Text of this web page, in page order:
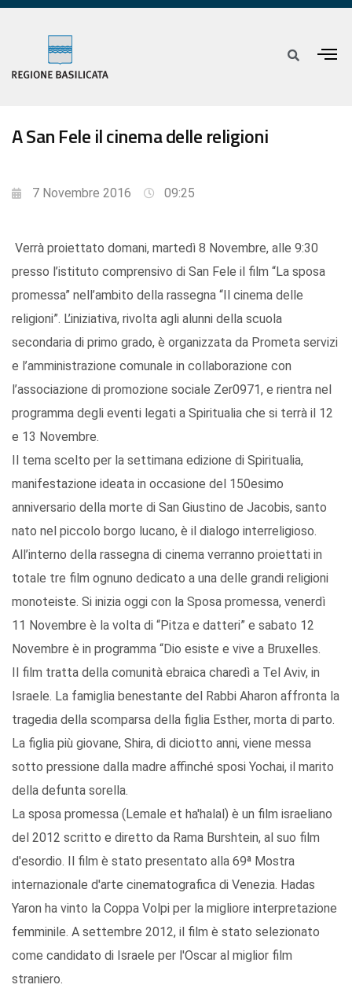
A San Fele il cinema delle religioni
7 Novembre 2016 09:25
Verrà proiettato domani, martedì 8 Novembre, alle 9:30
presso l’istituto comprensivo di San Fele il film “La sposa
promessa” nell’ambito della rassegna “Il cinema delle
religioni”. L’iniziativa, rivolta agli alunni della scuola
secondaria di primo grado, è organizzata da Prometa servizi
e l’amministrazione comunale in collaborazione con
l’associazione di promozione sociale Zer0971, e rientra nel
programma degli eventi legati a Spiritualia che si terrà il 12
e 13 Novembre.
Il tema scelto per la settimana edizione di Spiritualia,
manifestazione ideata in occasione del 150esimo
anniversario della morte di San Giustino de Jacobis, santo
nato nel piccolo borgo lucano, è il dialogo interreligioso.
All’interno della rassegna di cinema verranno proiettati in
totale tre film ognuno dedicato a una delle grandi religioni
monoteiste. Si inizia oggi con la Sposa promessa, venerdì
11 Novembre è la volta di “Pitza e datteri” e sabato 12
Novembre è in programma “Dio esiste e vive a Bruxelles.
Il film tratta della comunità ebraica charedì a Tel Aviv, in
Israele. La famiglia benestante del Rabbi Aharon affronta la
tragedia della scomparsa della figlia Esther, morta di parto.
La figlia più giovane, Shira, di diciotto anni, viene messa
sotto pressione dalla madre affinché sposi Yochai, il marito
della defunta sorella.
La sposa promessa (Lemale et ha'halal) è un film israeliano
del 2012 scritto e diretto da Rama Burshtein, al suo film
d'esordio. Il film è stato presentato alla 69ª Mostra
internazionale d'arte cinematografica di Venezia. Hadas
Yaron ha vinto la Coppa Volpi per la migliore interpretazione
femminile. A settembre 2012, il film è stato selezionato
come candidato di Israele per l'Oscar al miglior film
straniero.